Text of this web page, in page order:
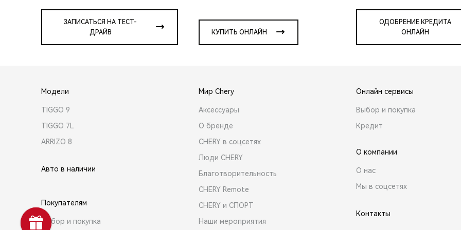
ЗАПИСАТЬСЯ НА ТЕСТ-
ДРАЙВ
КУПИТЬ ОНЛАЙН
ОДОБРЕНИЕ КРЕДИТА
ОНЛАЙН
Модели
TIGGO 9
TIGGO 7L
ARRIZO 8
Авто в наличии
Покупателям
Выбор и покупка
Мир Chery
Аксессуары
О бренде
CHERY в соцсетях
Люди CHERY
Благотворительность
CHERY Remote
CHERY и СПОРТ
Наши мероприятия
Онлайн сервисы
Выбор и покупка
Кредит
О компании
О нас
Мы в соцсетях
Контакты